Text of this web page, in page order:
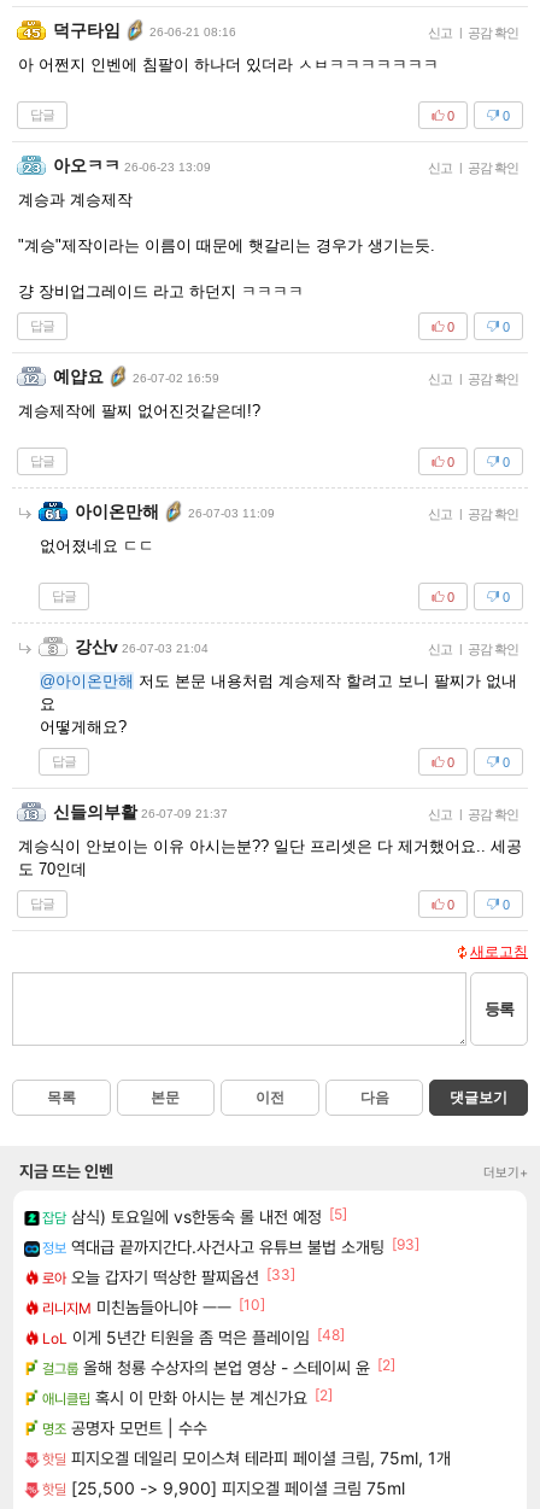
덕구타임 26-06-21 08:16 신고 | 공감 확인
아 어쩐지 인벤에 침팔이 하나더 있더라 ㅅㅂㅋㅋㅋㅋㅋㅋㅋ
답글 0
0
아오ㅋㅋ 26-06-23 13:09 신고 | 공감 확인
계승과 계승제작
"계승"제작이라는 이름이 때문에 햇갈리는 경우가 생기는듯.
걍 장비업그레이드 라고 하던지 ㅋㅋㅋㅋ
답글 0
0
예얍요 26-07-02 16:59 신고 | 공감 확인
계승제작에 팔찌 없어진것같은데!?
답글 0
0
아이온만해 26-07-03 11:09 신고 | 공감 확인
없어졌네요 ㄷㄷ
답글 0
0
강산v 26-07-03 21:04 신고 | 공감 확인
@아이온만해 저도 본문 내용처럼 계승제작 할려고 보니 팔찌가 없내
요
어떻게해요?
답글 0
0
신들의부활 26-07-09 21:37 신고 | 공감 확인
계승식이 안보이는 이유 아시는분?? 일단 프리셋은 다 제거했어요.. 세공
도 70인데
답글 0
0
새로고침
등록
목록 본문 이전 다음 댓글보기
지금 뜨는 인벤 더보기+
잡담 삼식) 토요일에 vs한동숙 롤 내전 예정 [5]
정보 역대급 끝까지간다.사건사고 유튜브 불법 소개팅 [93]
로아 오늘 갑자기 떡상한 팔찌옵션 [33]
리니지M 미친놈들아니야 ㅡㅡ [10]
LoL 이게 5년간 티원을 좀 먹은 플레이임 [48]
걸그룹 올해 청룡 수상자의 본업 영상 - 스테이씨 윤 [2]
애니클립 혹시 이 만화 아시는 분 계신가요 [2]
명조 공명자 모먼트 | 수수
핫딜 피지오겔 데일리 모이스쳐 테라피 페이셜 크림, 75ml, 1개
핫딜 [25,500 -> 9,900] 피지오겔 페이셜 크림 75ml